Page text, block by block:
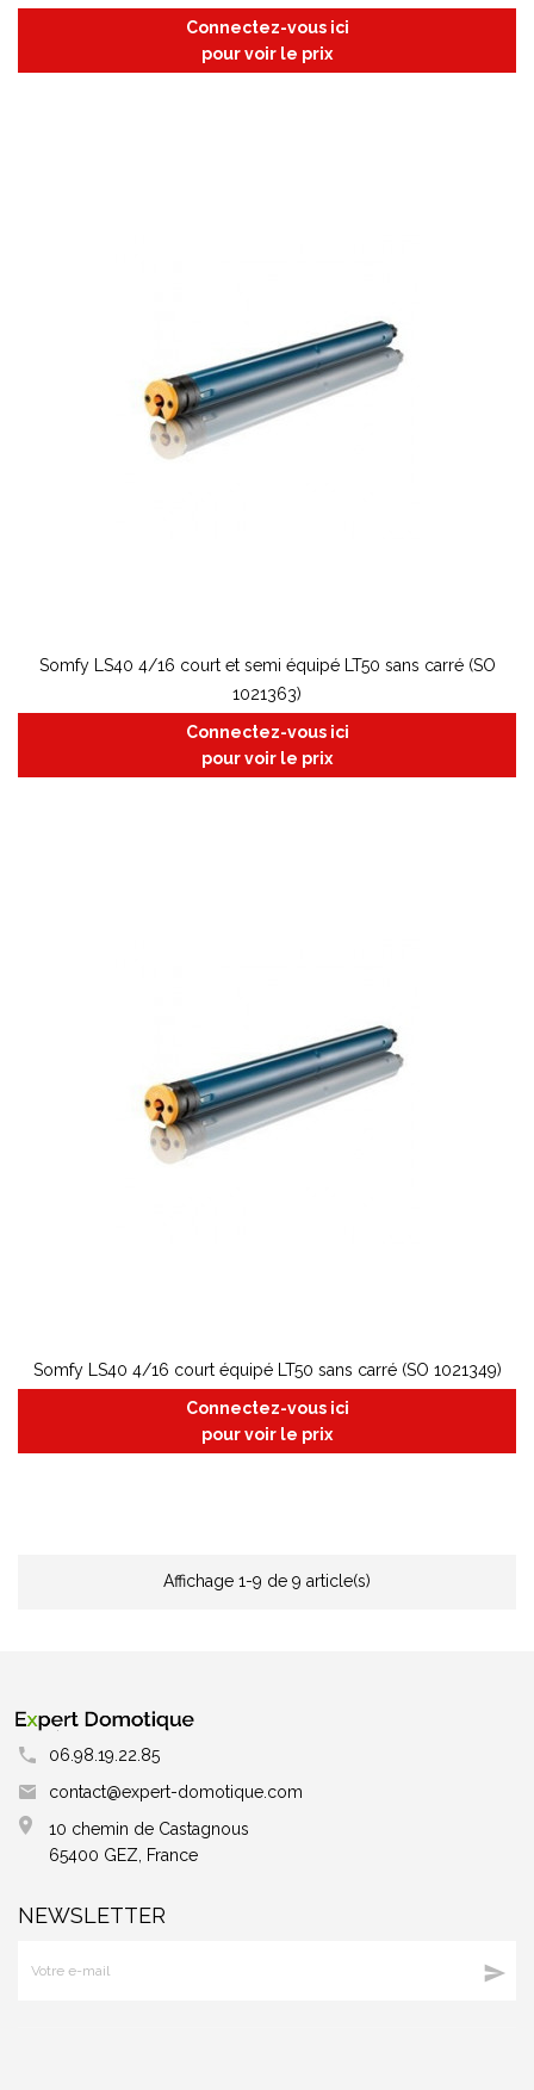
Connectez-vous ici
pour voir le prix
Somfy LS40 4/16 court et semi équipé LT50 sans carré (SO
1021363)
Connectez-vous ici
pour voir le prix
Somfy LS40 4/16 court équipé LT50 sans carré (SO 1021349)
Connectez-vous ici
pour voir le prix
Affichage 1-9 de 9 article(s)
06.98.19.22.85
contact@expert-domotique.com
10 chemin de Castagnous
65400 GEZ, France
NEWSLETTER
